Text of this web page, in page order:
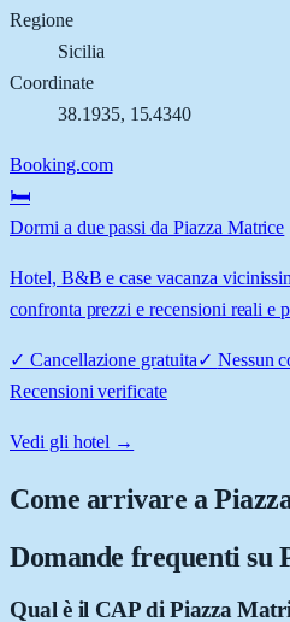
Regione
Sicilia
Coordinate
38.1935, 15.4340
Booking.com
🛏️
Dormi a due passi da Piazza Matrice
Hotel, B&B e case vacanza
confronta prezzi e recensioni reali e
✓ Cancellazione gratuita✓ Nessun
Recensioni verificate
Vedi gli hotel →
Come arrivare a
Domande frequenti su
Qual è il CAP di Piazza